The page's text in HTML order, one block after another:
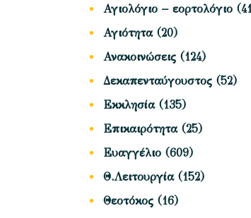
Αγιολόγιο – εορτολόγιο
Αγιότητα(20)
Ανακοινώσεις (124)
Δεκαπενταύγουστος (52)
Εκκλησία(135)
Επικαιρότητα(25)
Ευαγγέλιο (609)
Θ.Λειτουργία(152)
Θεοτόκος (16)